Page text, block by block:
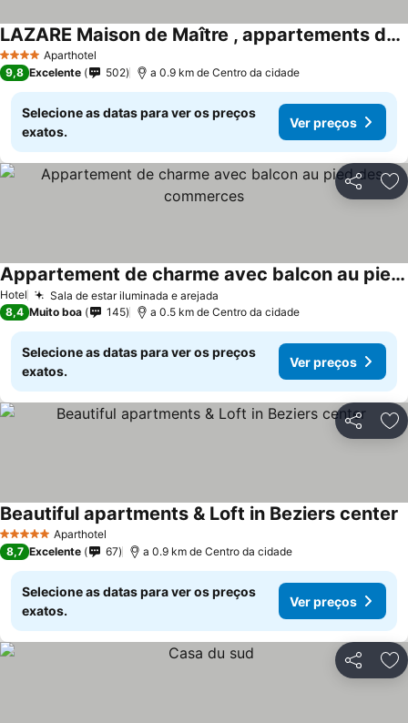
4 EstrelasAparthotel
LAZARE Maison de Maître , appartements de standing avec parking privatif à seulement 7 minutes à pied du centre historique de Béziers
Ver preços
9,8 Excelente 502 a 0.9 km de Centro da cidade
Selecione as datas para ver os preços
exatos.
Ver preços
Partilhar
Hotel Sala de estar iluminada e arejada
Appartement de charme avec balcon au pied des commerces
Ver preços
8,4 Muito boa 145 a 0.5 km de Centro da cidade
Selecione as datas para ver os preços
exatos.
Ver preços
Partilhar
5 Estrelas Aparthotel
Beautiful apartments & Loft in Beziers center
8,7 Excelente 67 a 0.9 km de Centro da cidade
Selecione as datas para ver os preços
exatos.
Ver preços
Partilhar